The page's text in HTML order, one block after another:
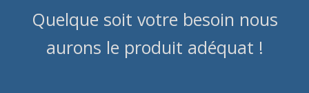
Quelque soit votre besoin nous
aurons le produit adéquat !